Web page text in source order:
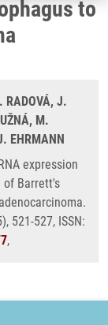
to
RADOVÁ, J.
M.
EHRMANN
expression
of Barrett's
521-527, ISSN:
,